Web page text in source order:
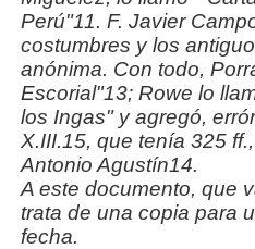
Perú"11. F. Javier
costumbres y los
anónima. Con todo,
Escorial"13; Rowe lo
los Ingas" y agregó,
X.III.15, que tenía 325
Antonio Agustín14.
A este documento, que
trata de una copia para
fecha.